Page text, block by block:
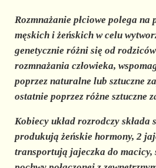
Rozmnażanie płciowe polega na
męskich i żeńskich w celu
genetycznie różni się od rodziców
rozmnażania człowieka,
poprzez naturalne lub sztuczne
ostatnie poprzez różne sztuczne
Kobiecy układ rozrodczy składa
produkują żeńskie hormony, 2
transportują jajeczka do macicy,